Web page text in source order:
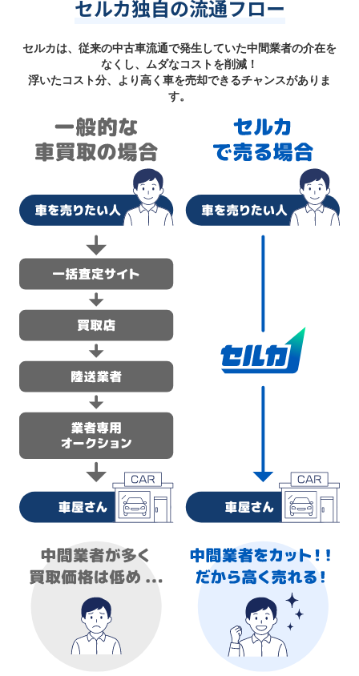
セルカ独自の流通フロー
セルカは、従来の中古車流通で発生していた中間業者の介在を
なくし、ムダなコストを削減！
浮いたコスト分、より高く車を売却できるチャンスがありま
す。